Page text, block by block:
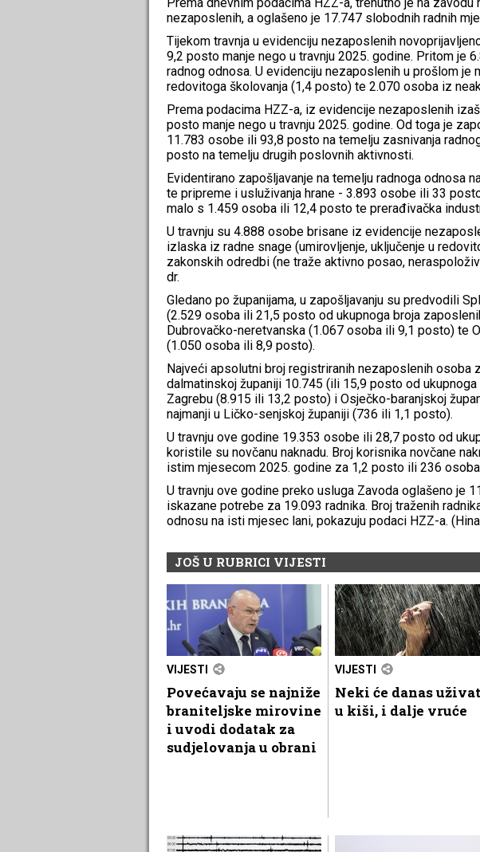
nezaposlenih, a oglašeno je 17.747 slobodnih radnih
Tijekom travnja u evidenciju nezaposlenih
9,2 posto manje nego u travnju 2025. godine. Pritom je
radnog odnosa. U evidenciju nezaposlenih u prošlom je
redovitoga školovanja (1,4 posto) te 2.070 osoba iz
Prema podacima HZZ-a, iz evidencije nezaposlenih
posto manje nego u travnju 2025. godine. Od toga je
11.783 osobe ili 93,8 posto na temelju zasnivanja
posto na temelju drugih poslovnih aktivnosti.
Evidentirano zapošljavanje na temelju radnoga odnosa
te pripreme i usluživanja hrane - 3.893 osobe ili 33
malo s 1.459 osoba ili 12,4 posto te prerađivačka
U travnju su 4.888 osobe brisane iz evidencije
izlaska iz radne snage (umirovljenje, uključenje u
zakonskih odredbi (ne traže aktivno posao,
dr.
Gledano po županijama, u zapošljavanju su predvodili
(2.529 osoba ili 21,5 posto od ukupnoga broja
Dubrovačko-neretvanska (1.067 osoba ili 9,1 posto) te
(1.050 osoba ili 8,9 posto).
Najveći apsolutni broj registriranih nezaposlenih osoba
dalmatinskoj županiji 10.745 (ili 15,9 posto od ukupnoga
Zagrebu (8.915 ili 13,2 posto) i Osječko-baranjskoj
najmanji u Ličko-senjskoj županiji (736 ili 1,1 posto).
U travnju ove godine 19.353 osobe ili 28,7 posto od
koristile su novčanu naknadu. Broj korisnika novčane
istim mjesecom 2025. godine za 1,2 posto ili 236
U travnju ove godine preko usluga Zavoda oglašeno je
iskazane potrebe za 19.093 radnika. Broj traženih
odnosu na isti mjesec lani, pokazuju podaci HZZ-a.
JOŠ U RUBRICI VIJESTI
VIJESTI
Povećavaju se najniže
braniteljske mirovine
i uvodi dodatak za
sudjelovanja u obrani
VIJESTI
Neki će danas
u kiši, i dalje vruće